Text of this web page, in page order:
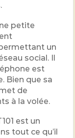
petite
un
social. Il
est
Bien que sa
de
à la volée.
est un
tout ce qu’il